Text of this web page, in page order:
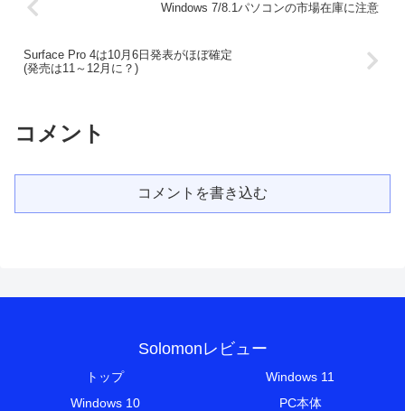
Windows 7/8.1パソコンの市場在庫に注意
Surface Pro 4は10月6日発表がほぼ確定
(発売は11～12月に？)
コメント
コメントを書き込む
Solomonレビュー
トップ
Windows 11
Windows 10
PC本体